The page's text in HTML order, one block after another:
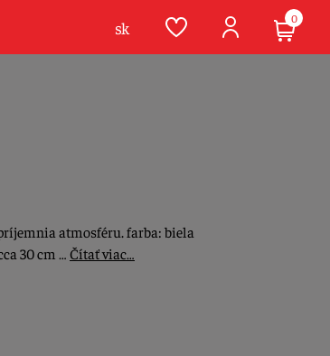
atmosféru. farba: biela
30 cm … Čítať viac…
sk 0